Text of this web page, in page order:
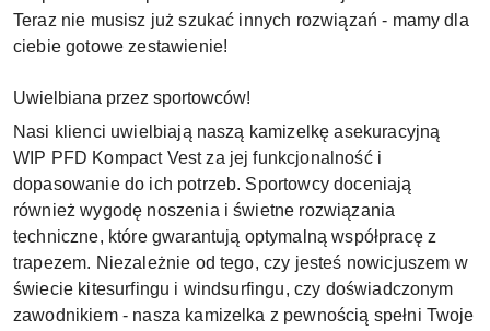
Teraz nie musisz już szukać innych rozwiązań - mamy dla
ciebie gotowe zestawienie!
Uwielbiana przez sportowców!
Nasi klienci uwielbiają naszą kamizelkę asekuracyjną
WIP PFD Kompact Vest za jej funkcjonalność i
dopasowanie do ich potrzeb. Sportowcy doceniają
również wygodę noszenia i świetne rozwiązania
techniczne, które gwarantują optymalną współpracę z
trapezem. Niezależnie od tego, czy jesteś nowicjuszem w
świecie kitesurfingu i windsurfingu, czy doświadczonym
zawodnikiem - nasza kamizelka z pewnością spełni Twoje